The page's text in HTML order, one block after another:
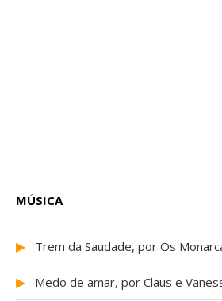
MÚSICA
▶ Trem da Saudade, por Os
▶ Medo de amar, por Claus e